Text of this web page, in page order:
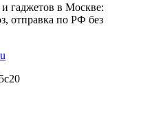
гаджетов в Москве:
отправка по РФ без